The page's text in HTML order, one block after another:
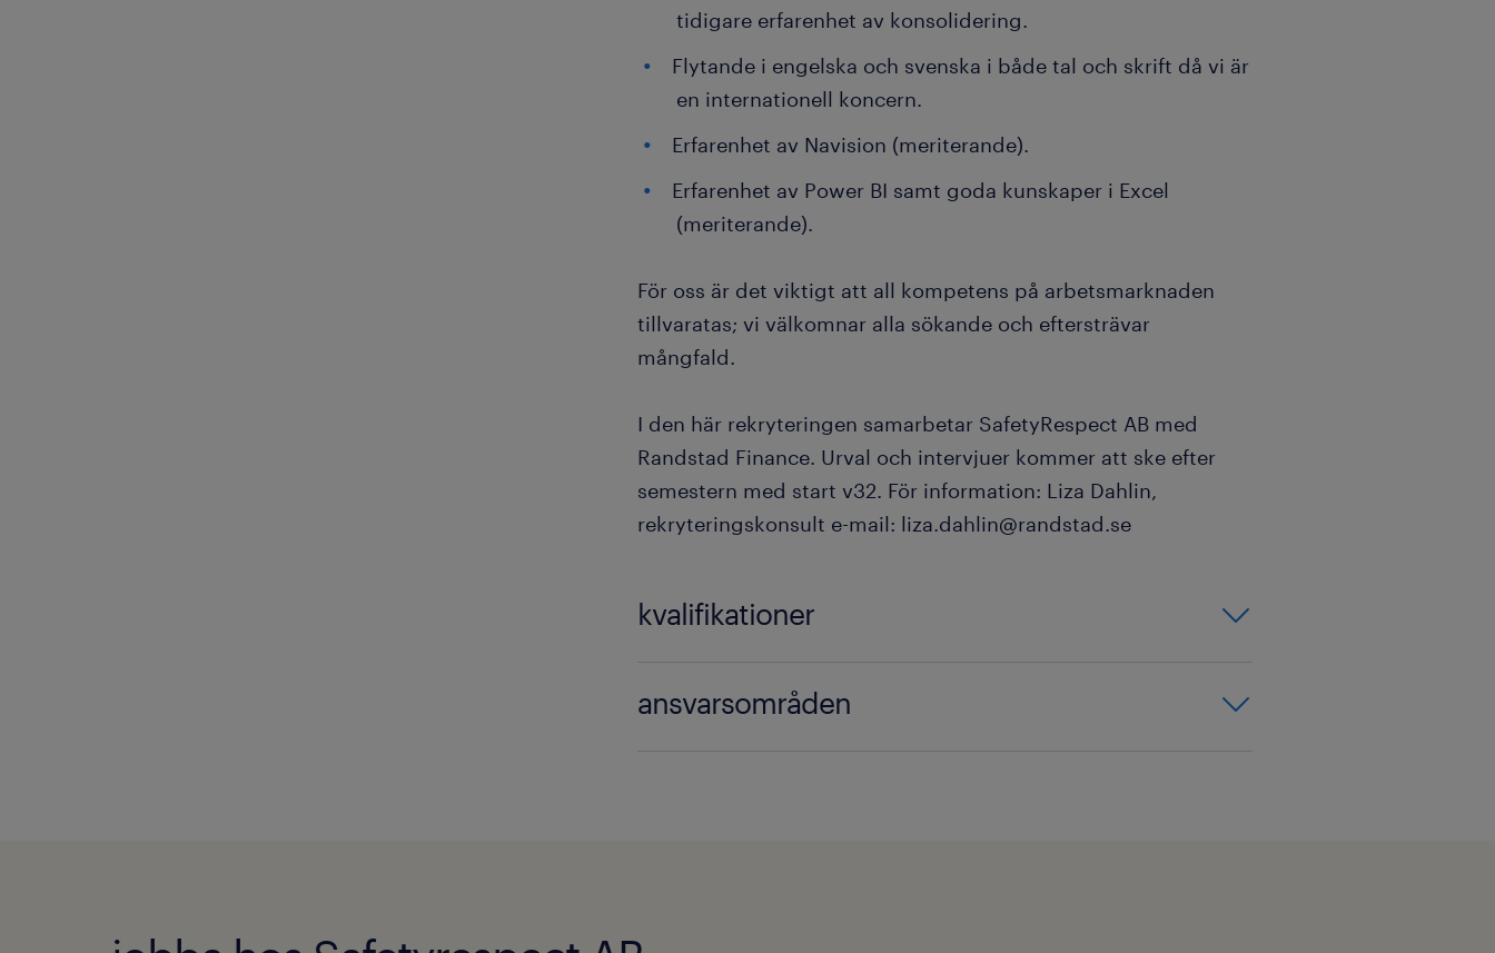
tidigare erfarenhet av konsolidering.
Flytande i engelska och svenska i både tal och skrift då vi är
en internationell koncern.
Erfarenhet av Navision (meriterande).
Erfarenhet av Power BI samt goda kunskaper i Excel
(meriterande).
För oss är det viktigt att all kompetens på arbetsmarknaden
tillvaratas; vi välkomnar alla sökande och eftersträvar
mångfald.
I den här rekryteringen samarbetar SafetyRespect AB med
Randstad Finance. Urval och intervjuer kommer att ske efter
semestern med start v32. För information: Liza Dahlin,
rekryteringskonsult e-mail: liza.dahlin@randstad.se
kvalifikationer
ansvarsområden